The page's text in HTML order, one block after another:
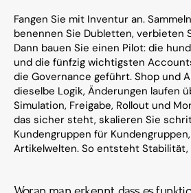
Fangen Sie mit Inventur an.
benennen Sie Dubletten, verbieten
Dann bauen Sie einen Pilot: die
und die fünfzig wichtigsten
die Governance geführt. Shop und
dieselbe Logik, Änderungen laufen
Simulation, Freigabe, Rollout und
das sicher steht, skalieren Sie
Kundengruppen für
Artikelwelten. So entsteht